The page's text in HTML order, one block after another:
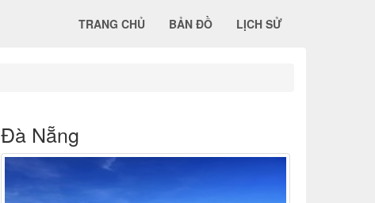
TRANG CHỦ BẢN ĐỒ LỊCH SỬ
Đà Nẵng